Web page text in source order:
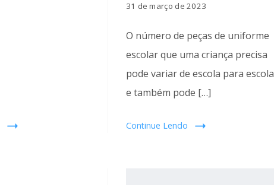
31 de março de 2023
O número de peças de uniforme
escolar que uma criança precisa
pode variar de escola para escola
e também pode […]
Continue Lendo